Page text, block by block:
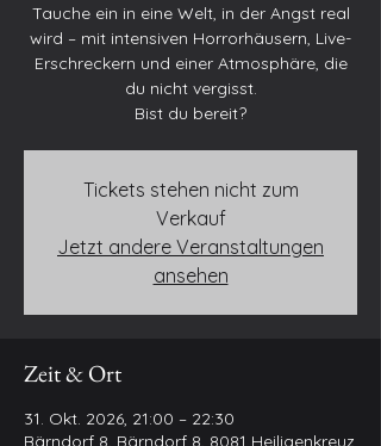
Tauche ein in eine Welt, in der Angst real
wird – mit intensiven Horrorhäusern, Live-
Erschreckern und einer Atmosphäre, die
du nicht vergisst.
Bist du bereit?
Tickets stehen nicht zum
Verkauf
Jetzt andere Veranstaltungen
ansehen
Zeit & Ort
31. Okt. 2026, 21:00 – 22:30
Bärndorf 8, Bärndorf 8, 8081 Heiligenkreuz